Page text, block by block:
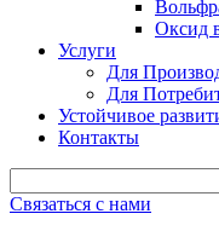
Оксид
Услуги
Для
Для
Устойчивое
Контакты
Связаться с нами